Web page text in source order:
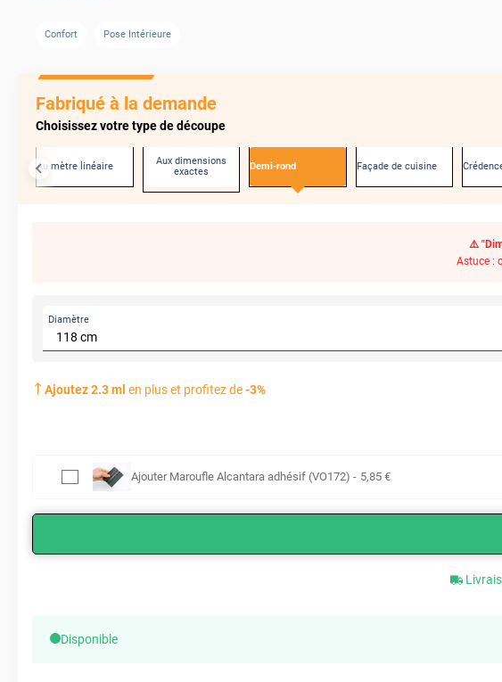
Confort Pose Intérieure
Fabriqué à la demande
Choisissez votre type de découpe
Au mètre linéaire
Aux dimensions
exactes
Demi-rond Façade de cuisine
⚠️
Astuce :
Diamètre
Ajoutez2.3ml en plus et profitez de-3%
Ajouter Maroufle Alcantara adhésif (VO172) - 5,85 €
Disponible